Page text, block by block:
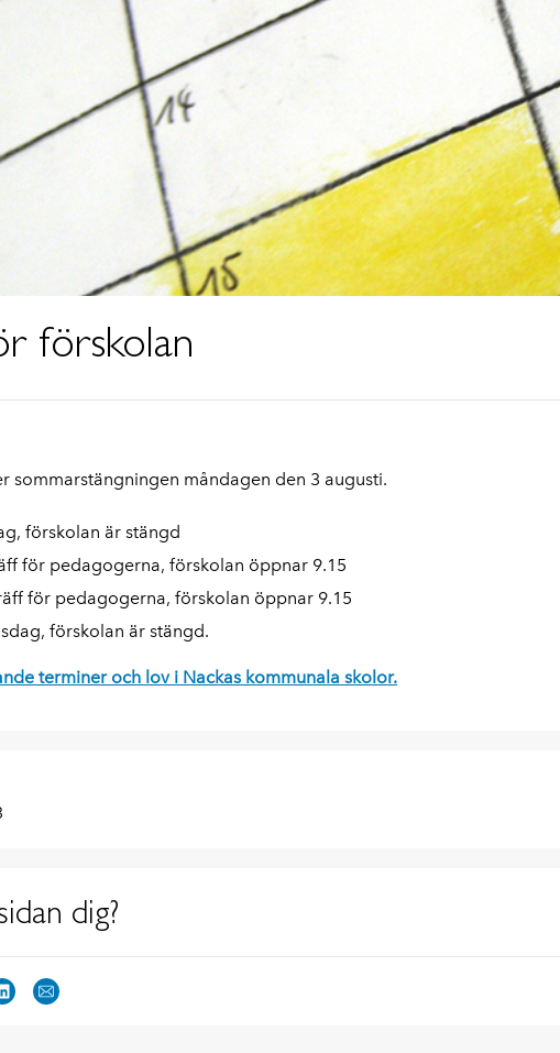
förskolan
sommarstängningen måndagen den 3 augusti.
förskolan är stängd
för pedagogerna, förskolan öppnar 9.15
för pedagogerna, förskolan öppnar 9.15
förskolan är stängd.
terminer och lov i Nackas kommunala skolor.
dig?